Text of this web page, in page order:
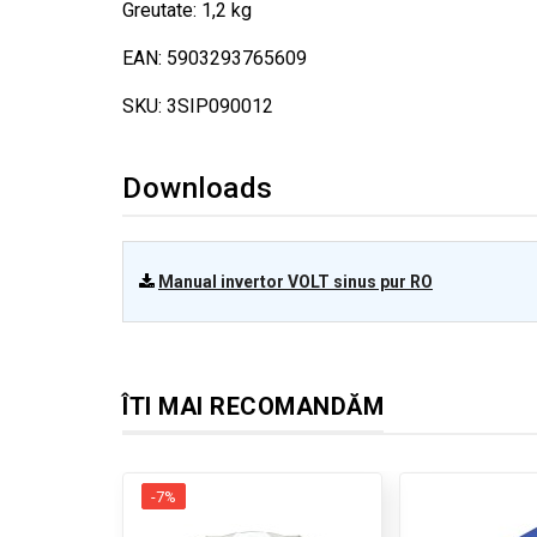
Greutate: 1,2 kg
EAN: 5903293765609
SKU: 3SIP090012
Downloads
Manual invertor VOLT sinus pur RO
ÎTI MAI RECOMANDĂM
-7%